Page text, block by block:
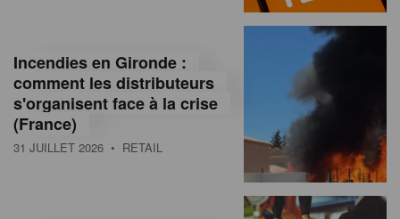
n
e
Incendies en Gironde :
comment les distributeurs
s'organisent face à la crise
(France)
31 JUILLET 2026 • RETAIL